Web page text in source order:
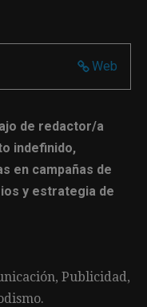
Web
de redactor/a
indefinido,
en campañas de
y estrategia de
Publicidad,